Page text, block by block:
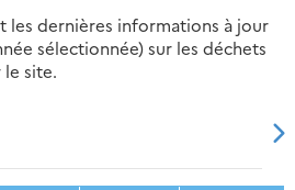
les dernières informations à jour
sélectionnée) sur les déchets
site.